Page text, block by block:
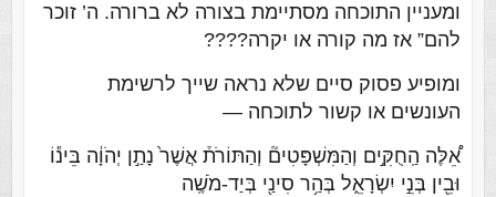
ומעניין התוכחה מסתיימת בצורה לא ברורה. ה’ זוכר
להם” אז מה קורה או יקרה????
ומופיע פסוק סיים שלא נראה שייך לרשימת
העונשים או קשור לתוכחה —
אֵ֠לֶּה הַֽחֻקִּ֣ים וְהַמִּשְׁפָּטִים֘ וְהַתּוֹרֹת֒ אֲשֶׁר֙ נָתַ֣ן יְהֹוָ֔ה בֵּינ֕וֹ
וּבֵ֖ין בְּנֵ֣י יִשְׂרָאֵ֑ל בְּהַ֥ר סִינַ֖י בְּיַד-מֹשֶֽׁה